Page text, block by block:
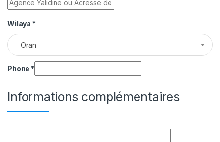
Wilaya *
Oran
Phone *
Informations complémentaires